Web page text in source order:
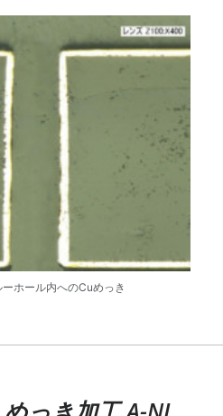
ホール内へのCuめっき